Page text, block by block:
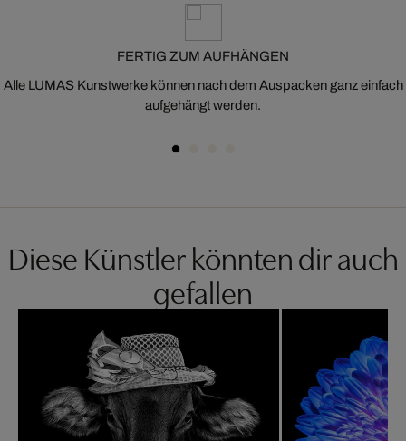
FERTIG ZUM AUFHÄNGEN
Alle LUMAS Kunstwerke können nach dem Auspacken ganz einfach
aufgehängt werden.
Diese Künstler könnten dir auch
gefallen